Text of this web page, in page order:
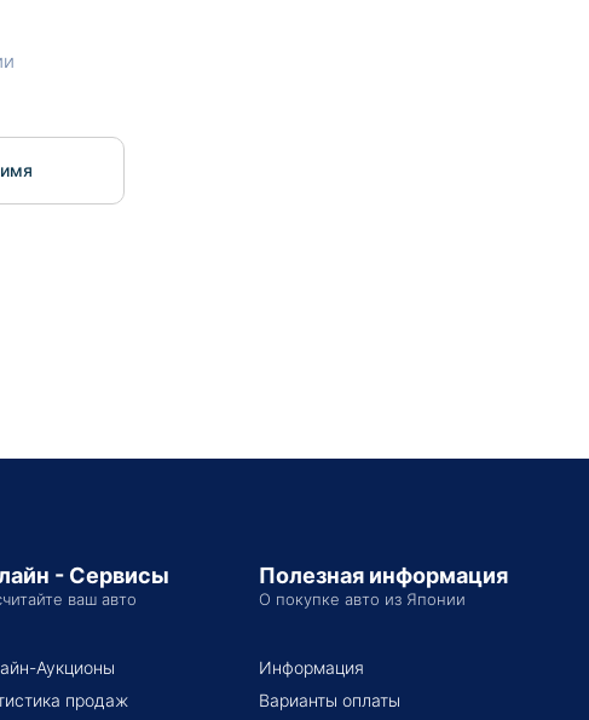
- Сервисы
ваш авто
Аукционы
продаж
Полезная информация
О покупке авто из Японии
Информация
Варианты оплаты